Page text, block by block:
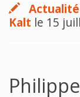
Actualité
Kalt le 15